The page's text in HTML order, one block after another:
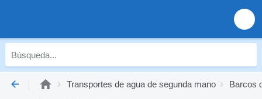
Transportes de agua de segunda mano Barcos